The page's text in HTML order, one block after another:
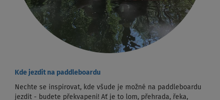
Kde jezdit na paddleboardu
Nechte se inspirovat, kde všude je možné na paddleboardu
jezdit - budete překvapeni! Ať je to lom, přehrada, řeka,